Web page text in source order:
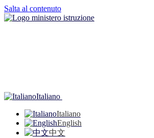
Salta al contenuto
Italiano
Italiano
English
中文